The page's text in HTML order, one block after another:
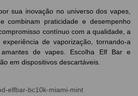
sua inovação no universo dos vapes,
combinam praticidade e desempenho
contínuo com a qualidade, a
de vaporização, tornando-a
de vapes. Escolha Elf Bar e
em dispositivos descartáveis.
elfbar-bc10k-miami-mint